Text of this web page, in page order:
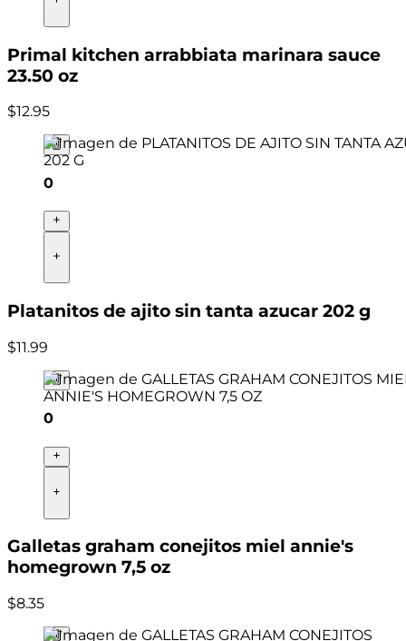
Primal kitchen arrabbiata marinara sauce
23.50 oz
$12.95
0
Platanitos de ajito sin tanta azucar 202 g
$11.99
0
Galletas graham conejitos miel annie's
homegrown 7,5 oz
$8.35